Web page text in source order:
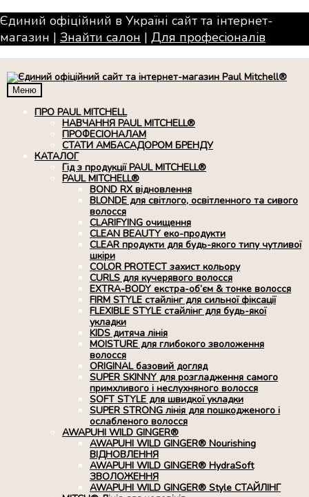
Єдиний офіційний в Україні сайт та інтернет-
магазин | Знайти салон | Для професiоналiв
Меню
ПРО PAUL MITCHELL
НАВЧАННЯ PAUL MITCHELL®
ПРОФЕСІОНАЛАМ
СТАТИ АМБАСАДОРОМ БРЕНДУ
КАТАЛОГ
Гід з продукції PAUL MITCHELL®
PAUL MITCHELL®
BOND RX вiдновлення
BLONDE для світлого, освітленного та сивого
волосся
CLARIFYING очищення
CLEAN BEAUTY еко-продукти
CLEAR продукти для будь-якого типу чутливої
шкіри
COLOR PROTECT захист кольору
CURLS для кучерявого волосся
EXTRA-BODY екстра-об’єм & тонке волосся
FIRM STYLE стайлінг для сильної фіксації
FLEXIBLE STYLE стайлінг для будь-якої
укладки
KIDS дитяча лінія
MOISTURE для глибокого зволоження
волосся
ORIGINAL базовий догляд
SUPER SKINNY для розгладження самого
примхливого і неслухняного волосся
SOFT STYLE для швидкої укладки
SUPER STRONG лінія для пошкодженого і
ослабленого волосся
AWAPUHI WILD GINGER®
AWAPUHI WILD GINGER® Nourishing
ВІДНОВЛЕННЯ
AWAPUHI WILD GINGER® HydraSoft
ЗВОЛОЖЕННЯ
AWAPUHI WILD GINGER® Style СТАЙЛІНГ